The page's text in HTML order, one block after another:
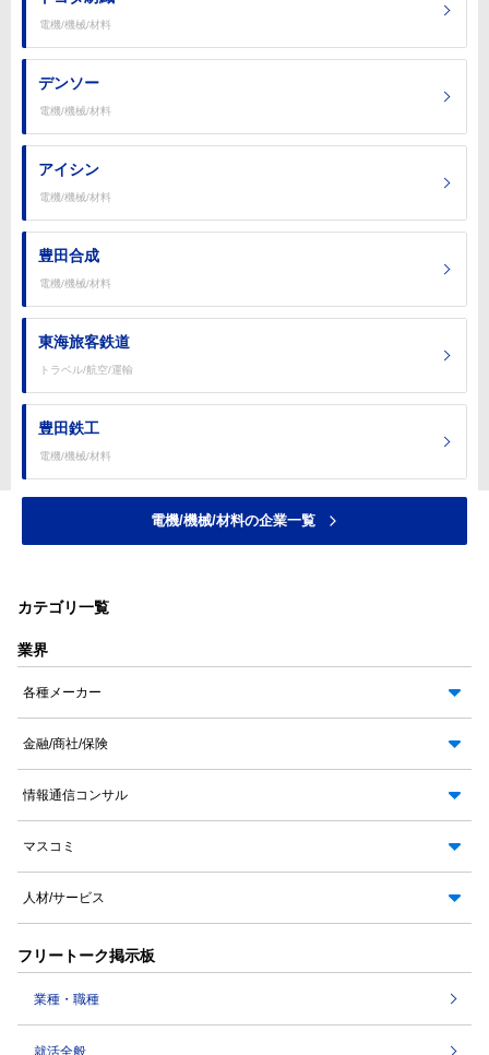
電機/機械/材料
デンソー
電機/機械/材料
アイシン
電機/機械/材料
豊田合成
電機/機械/材料
東海旅客鉄道
トラベル/航空/運輸
豊田鉄工
電機/機械/材料
電機/機械/材料の企業一覧
カテゴリ一覧
業界
各種メーカー
金融/商社/保険
情報通信コンサル
マスコミ
人材/サービス
フリートーク掲示板
業種・職種
就活全般